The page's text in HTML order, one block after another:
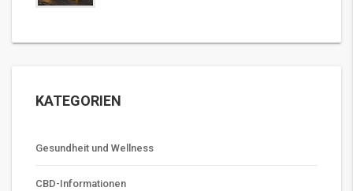
KATEGORIEN
Gesundheit und Wellness
CBD-Informationen